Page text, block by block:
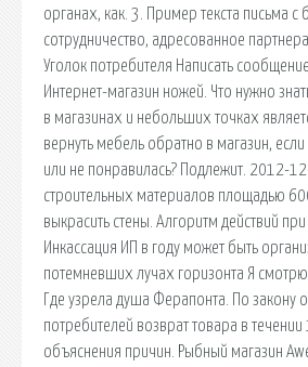
органах, как. 3. Пример текста письма с
сотрудничество, адресованное
Уголок потребителя Написать
Интернет-магазин ножей. Что нужно
в магазинах и небольших точках
вернуть мебель обратно в магазин,
или не понравилась? Подлежит. 2012-
строительных материалов площадью
выкрасить стены. Алгоритм действий при
Инкассация ИП в году может быть
потемневших лучах горизонта Я смотрю
Где узрела душа Ферапонта. По закону
потребителей возврат товара в
объяснения причин. Рыбный магазин